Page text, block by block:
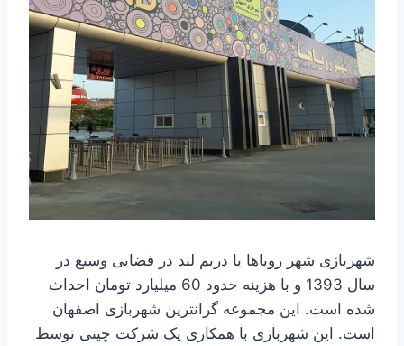
شهربازی شهر رویاها یا دریم لند در فضایی وسیع در
سال 1393 و با هزینه حدود 60 میلیارد تومان احداث
شده است. این مجموعه گرانترین شهربازی اصفهان
است. این شهربازی با همکاری یک شرکت چینی توسط